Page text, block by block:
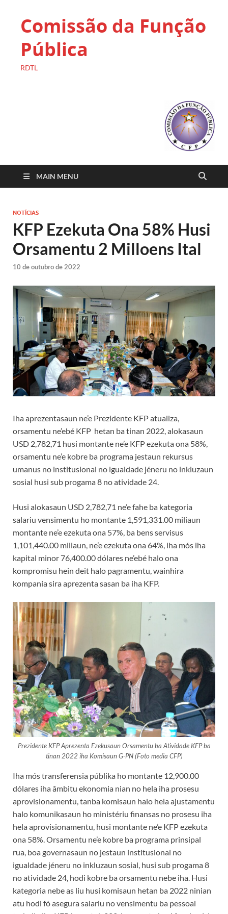
Comissão da Função
Pública
RDTL
MAIN MENU
NOTÍCIAS
KFP Ezekuta Ona 58% Husi
Orsamentu 2 Milloens Ital
10 de outubro de 2022
Iha aprezentasaun ne’e Prezidente KFP atualiza,
orsamentu ne’ebé KFP hetan ba tinan 2022, alokasaun
USD 2,782,71 husi montante ne’e KFP ezekuta ona 58%,
orsamentu ne’e kobre ba programa jestaun rekursus
umanus no institusional no igualdade jéneru no inkluzaun
sosial husi sub progama 8 no atividade 24.
Husi alokasaun USD 2,782,71 ne’e fahe ba kategoria
salariu vensimentu ho montante 1,591,331.00 miliaun
montante ne’e ezekuta ona 57%, ba bens servisus
1,101,440.00 miliaun, ne’e ezekuta ona 64%, iha mós iha
kapital minor 76,400.00 dólares ne’ebé halo ona
kompromisu hein deit halo pagramentu, wainhira
kompania sira aprezenta sasan ba iha KFP.
Prezidente KFP Aprezenta Ezekusaun Orsamentu ba Atividade KFP ba
tinan 2022 iha Komisaun G-PN (Foto media CFP)
Iha mós transferensia públika ho montante 12,900.00
dólares iha âmbitu ekonomia nian no hela iha prosesu
aprovisionamentu, tanba komisaun halo hela ajustamentu
halo komunikasaun ho ministériu finansas no prosesu iha
hela aprovisionamentu, husi montante ne’e KFP ezekuta
ona 58%. Orsamentu ne’e kobre ba programa prinsipal
rua, boa governasaun no jestaun institusional no
igualdade jéneru no inkluzaun sosial, husi sub progama 8
no atividade 24, hodi kobre ba orsamentu nebe iha. Husi
kategoria nebe as liu husi komisaun hetan ba 2022 ninian
atu hodi fó asegura salariu no vensimentu ba pessoal